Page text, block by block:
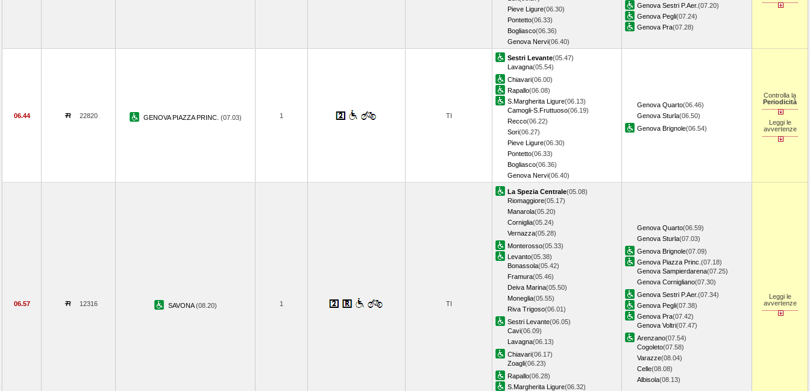
Pieve Ligure(06.30)
Pontetto(06.33)
Bogliasco(06.36)
Genova Nervi(06.40)
Genova Sestri P.Aer.(07.20)
Genova Pegli(07.24)
Genova Pra(07.28)
06.44 22820 GENOVA PIAZZA PRINC. (07.03) 1 TI
Sestri Levante(05.47)
Lavagna(05.54)
Chiavari(06.00)
Rapallo(06.08)
S.Margherita Ligure(06.13)
Camogli-S.Fruttuoso(06.19)
Recco(06.22)
Sori(06.27)
Pieve Ligure(06.30)
Pontetto(06.33)
Bogliasco(06.36)
Genova Nervi(06.40)
Genova Quarto(06.46)
Genova Sturla(06.50)
Genova Brignole(06.54)
Controlla la
Periodicità
Leggi le
avvertenze
06.57 12316 SAVONA(08.20) 1 TI
La Spezia Centrale(05.08)
Riomaggiore(05.17)
Manarola(05.20)
Corniglia(05.24)
Vernazza(05.28)
Monterosso(05.33)
Levanto(05.38)
Bonassola(05.42)
Framura(05.46)
Deiva Marina(05.50)
Moneglia(05.55)
Riva Trigoso(06.01)
Sestri Levante(06.05)
Cavi(06.09)
Lavagna(06.13)
Chiavari(06.17)
Zoagli(06.23)
Rapallo(06.28)
S.Margherita Ligure(06.32)
Genova Quarto(06.59)
Genova Sturla(07.03)
Genova Brignole(07.09)
Genova Piazza Princ. (07.18)
Genova Sampierdarena(07.25)
Genova Cornigliano(07.30)
Genova Sestri P.Aer.(07.34)
Genova Pegli(07.38)
Genova Pra(07.42)
Genova Voltri(07.47)
Arenzano(07.54)
Cogoleto(07.58)
Varazze(08.04)
Celle(08.08)
Albisola(08.13)
Leggi le
avvertenze